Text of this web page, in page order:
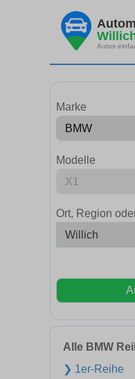
Autos
Marke
Modelle
Ort, Region
Alle BMW
❯ 1er-Reihe